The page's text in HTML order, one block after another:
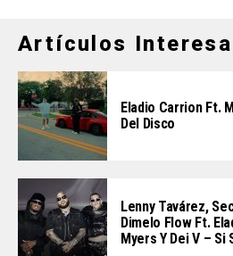
Artículos
Eladio Carrion Ft.
Del Disco
Lenny Tavárez,
Dimelo Flow Ft.
Myers Y Dei V – Si